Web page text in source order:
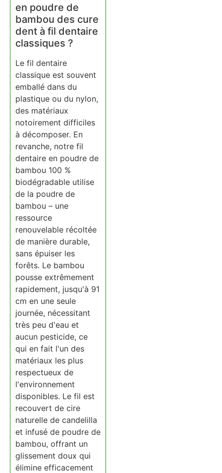
en poudre de
bambou des cure
dent à fil dentaire
classiques ?
Le fil dentaire
classique est souvent
emballé dans du
plastique ou du nylon,
des matériaux
notoirement difficiles
à décomposer. En
revanche, notre fil
dentaire en poudre de
bambou 100 %
biodégradable utilise
de la poudre de
bambou – une
ressource
renouvelable récoltée
de manière durable,
sans épuiser les
forêts. Le bambou
pousse extrêmement
rapidement, jusqu'à 91
cm en une seule
journée, nécessitant
très peu d'eau et
aucun pesticide, ce
qui en fait l'un des
matériaux les plus
respectueux de
l'environnement
disponibles. Le fil est
recouvert de cire
naturelle de candelilla
et infusé de poudre de
bambou, offrant un
glissement doux qui
élimine efficacement